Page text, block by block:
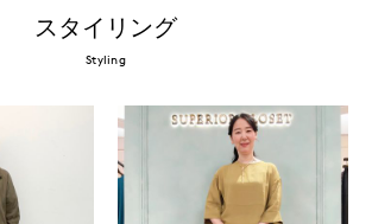
スタイリング
Styling